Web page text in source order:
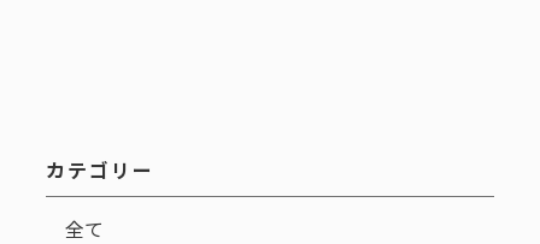
カテゴリー
全て